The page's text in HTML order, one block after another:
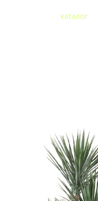
КАТАЛОГ